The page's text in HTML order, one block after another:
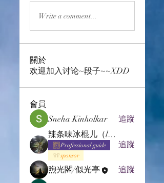
Write a comment...
關於
欢迎加入讨论~段子~~XDD
會員
Sneha Kinholkar
追蹤
辣条味冰棍儿（lof别玩了要氪金的）
Professional guide
sponsor
追蹤
煦光閣/似光亭
追蹤